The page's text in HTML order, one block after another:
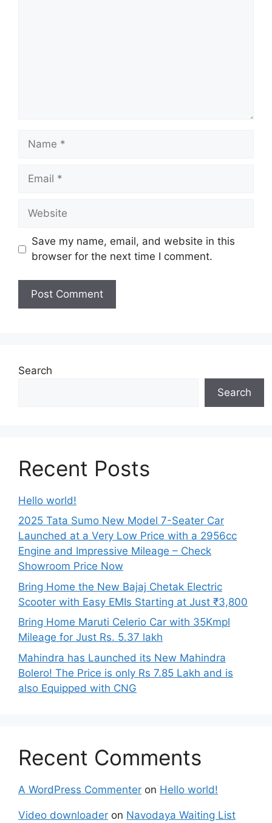
Name
Email
Website
Save my name, email, and website in this
browser for the next time I comment.
Search
Search
Recent Posts
Hello world!
2025 Tata Sumo New Model 7-Seater Car
Launched at a Very Low Price with a 2956cc
Engine and Impressive Mileage – Check
Showroom Price Now
Bring Home the New Bajaj Chetak Electric
Scooter with Easy EMIs Starting at Just ₹3,800
Bring Home Maruti Celerio Car with 35Kmpl
Mileage for Just Rs. 5.37 lakh
Mahindra has Launched its New Mahindra
Bolero! The Price is only Rs 7.85 Lakh and is
also Equipped with CNG
Recent Comments
A WordPress Commenter on Hello world!
Video downloader on Navodaya Waiting List